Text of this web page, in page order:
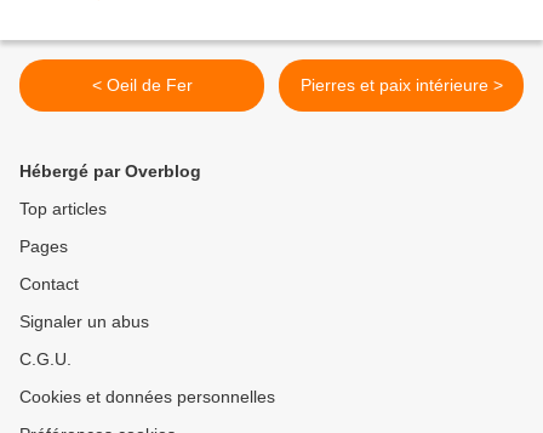
< Oeil de Fer Pierres et paix intérieure >
Hébergé par Overblog
Top articles
Pages
Contact
Signaler un abus
C.G.U.
Cookies et données personnelles